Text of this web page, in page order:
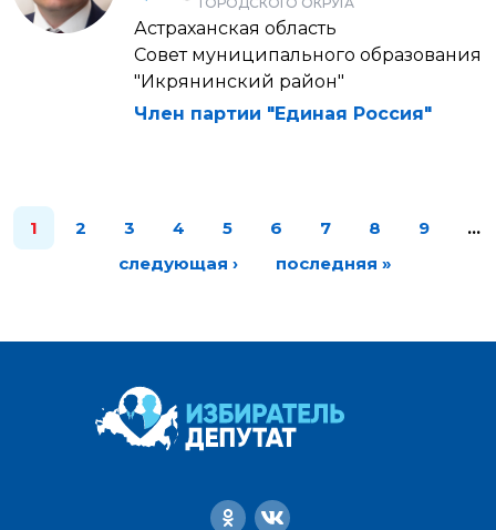
Астраханская область
Совет муниципального образования
"Икрянинский район"
Член партии "Единая Россия"
1 2 3 4 5 6 7 8 9
…
следующая ›
последняя »